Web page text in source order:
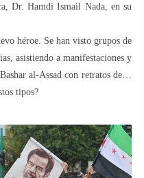
Dr. Hamdi Ismail Nada, en su
héroe. Se han visto grupos de
asistiendo a manifestaciones y
al-Assad con retratos de…
tipos?